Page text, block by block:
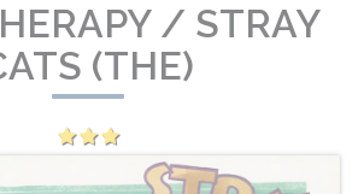
/ STRAY
(THE)